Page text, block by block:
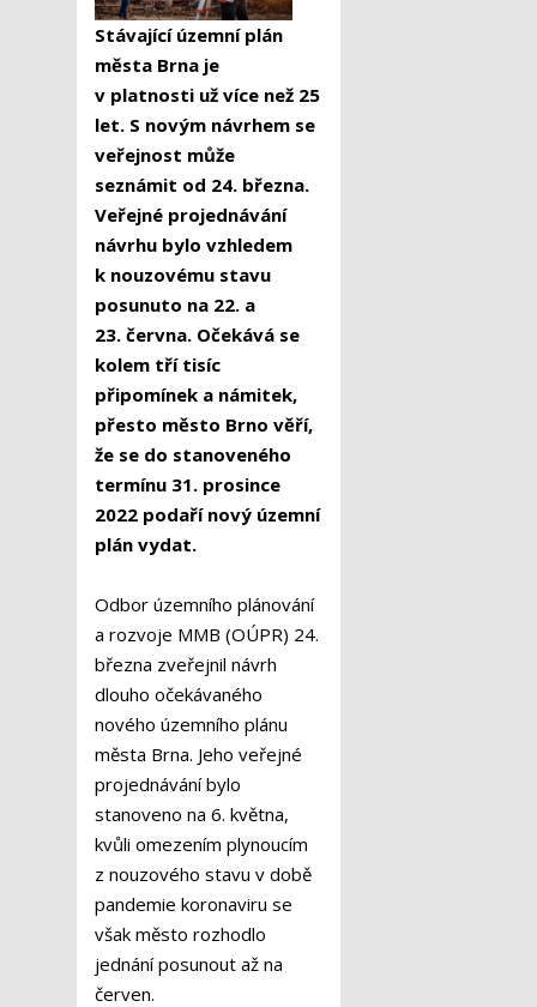
Stávající územní plán
města Brna je
v platnosti už více než 25
let. S novým návrhem se
veřejnost může
seznámit od 24. března.
Veřejné projednávání
návrhu bylo vzhledem
k nouzovému stavu
posunuto na 22. a
23. června. Očekává se
kolem tří tisíc
připomínek a námitek,
přesto město Brno věří,
že se do stanoveného
termínu 31. prosince
2022 podaří nový územní
plán vydat.
Odbor územního plánování
a rozvoje MMB (OÚPR) 24.
března zveřejnil návrh
dlouho očekávaného
nového územního plánu
města Brna. Jeho veřejné
projednávání bylo
stanoveno na 6. května,
kvůli omezením plynoucím
z nouzového stavu v době
pandemie koronaviru se
však město rozhodlo
jednání posunout až na
červen.